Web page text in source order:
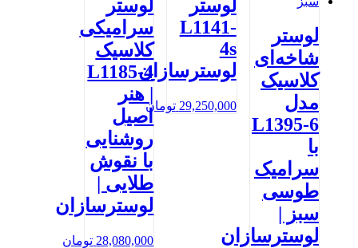
لوستر
شاخه‌ای
کلاسیک
مدل
L1395-6
با
سرامیک
طوسی
سبز |
لوسترسازان
لوستر
L1141-
4s
لوسترسازان
29,250,000 تومان
لوستر
سرامیکی
کلاسیک
L1185-4
| هنر
اصیل
روشنایی
با نقوش
طلایی |
لوسترسازان
28,080,000 تومان